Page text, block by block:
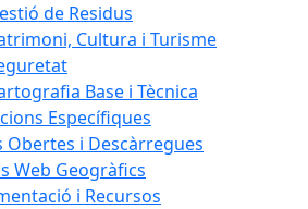
de Residus
Cultura i Turisme
Base i Tècnica
Específiques
Obertes i Descàrregues
Web Geogràfics
i Recursos